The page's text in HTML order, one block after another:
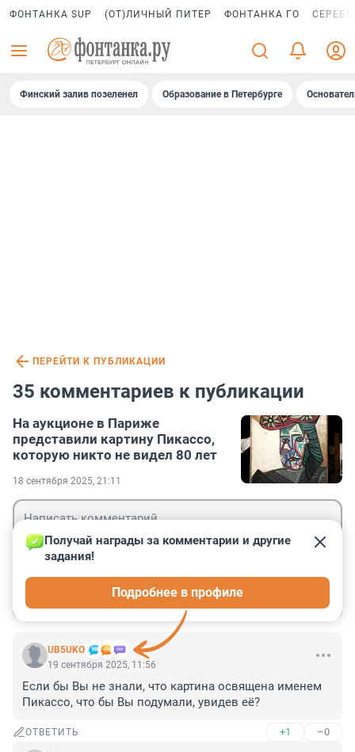
ФОНТАНКА SUP (ОТ)ЛИЧНЫЙ ПИТЕР ФОНТАНКА ГО
Финский залив позеленел Образование в Петербурге
ПЕРЕЙТИ К ПУБЛИКАЦИИ
35 комментариев к публикации
На аукционе в Париже
представили картину Пикассо,
которую никто не видел 80 лет
18 сентября 2025, 21:11
UB5UKO
Получай награды за комментарии и другие
задания!
Подробнее в профиле
19 сентября 2025, 11:56
Если бы Вы не знали, что картина освящена именем
Пикассо, что бы Вы подумали, увидев её?
ОТВЕТИТЬ +1 –0